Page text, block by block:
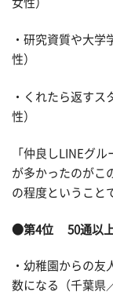
女性）
・研究資質や大学
性）
・くれたら返す
性）
「仲良しLINEグ
が多かったのがこ
の程度ということ
●第4位 50通以
・幼稚園からの友
数になる（千葉県